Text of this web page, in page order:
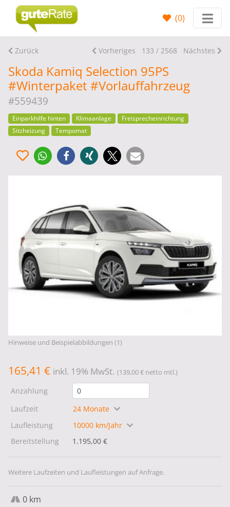
(0)
Zurück Vorheriges 133 / 2568 Nächstes
Skoda Kamiq Selection 95PS
#Winterpaket #Vorlauffahrzeug
#559439
Einparkhilfe hinten Klimaanlage
Freisprecheinrichtung
Sitzheizung
Tempomat
Hinweise und Beispielabbildungen (1)
165,41 € inkl. 19% MwSt. (139,00 € netto mtl.)
Anzahlung
Laufzeit
24 Monate
Laufleistung
10000 km/Jahr
Bereitstellung
1.195,00 €
Weitere Laufzeiten und Laufleistungen auf Anfrage.
0 km